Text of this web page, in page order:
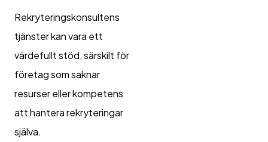
Rekryteringskonsultens
tjänster kan vara ett
värdefullt stöd, särskilt för
företag som saknar
resurser eller kompetens
att hantera rekryteringar
själva.